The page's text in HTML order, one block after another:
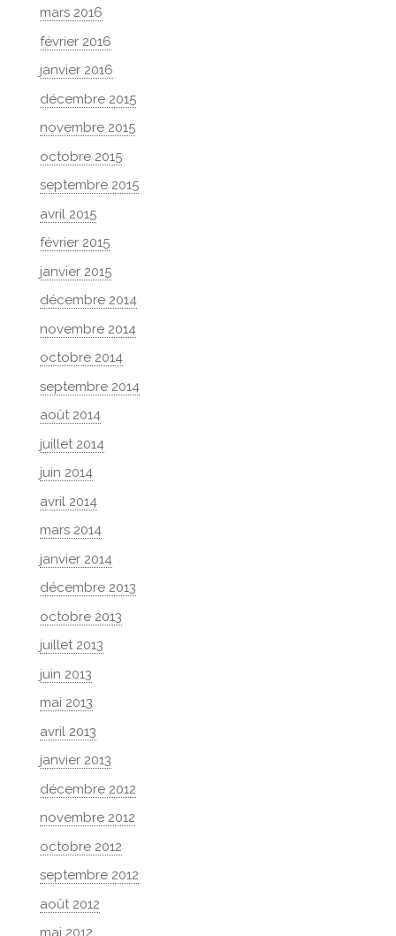
mars 2016
février 2016
janvier 2016
décembre 2015
novembre 2015
octobre 2015
septembre 2015
avril 2015
février 2015
janvier 2015
décembre 2014
novembre 2014
octobre 2014
septembre 2014
août 2014
juillet 2014
juin 2014
avril 2014
mars 2014
janvier 2014
décembre 2013
octobre 2013
juillet 2013
juin 2013
mai 2013
avril 2013
janvier 2013
décembre 2012
novembre 2012
octobre 2012
septembre 2012
août 2012
mai 2012